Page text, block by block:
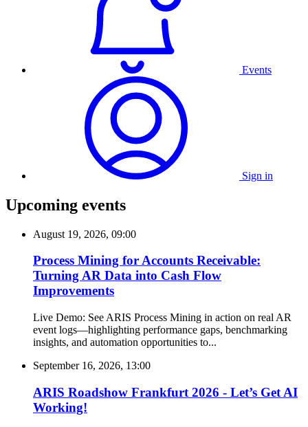
Events
Sign in
Upcoming events
August 19, 2026, 09:00
Process Mining for Accounts Receivable:
Turning AR Data into Cash Flow
Improvements
Live Demo: See ARIS Process Mining in action on real AR
event logs—highlighting performance gaps, benchmarking
insights, and automation opportunities to...
September 16, 2026, 13:00
ARIS Roadshow Frankfurt 2026 - Let’s Get AI
Working!